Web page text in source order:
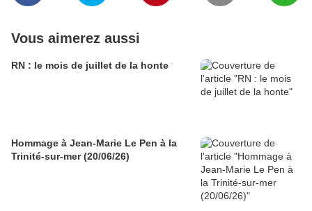
Vous aimerez aussi
RN : le mois de juillet de la honte
Hommage à Jean-Marie Le Pen à la
Trinité-sur-mer (20/06/26)